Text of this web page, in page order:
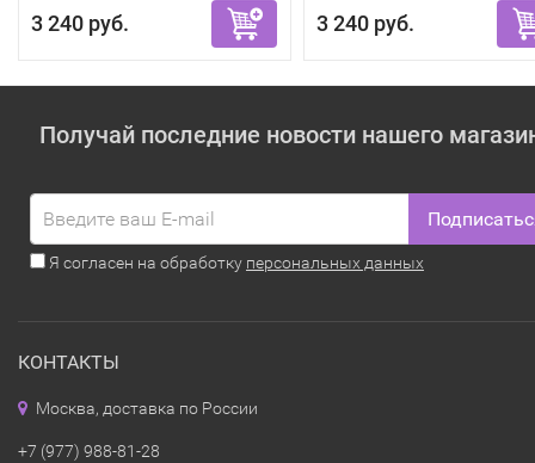
3 240 руб. 3 240 руб.
Получай последние новости нашего
Я согласен на обработку персональных данных
КОНТАКТЫ
Москва, доставка по России
+7 (977) 988-81-28